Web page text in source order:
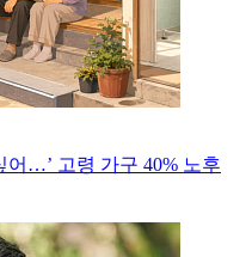
어…’ 고령 가구 40% 노후